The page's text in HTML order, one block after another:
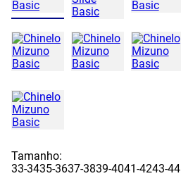
Tamanho:
33-3435-3637-3839-4041-4243-44